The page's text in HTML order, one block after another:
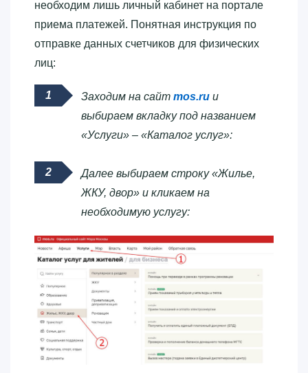
необходим лишь личный кабинет на портале
приема платежей. Понятная инструкция по
отправке данных счетчиков для физических
лиц:
Заходим на сайт mos.ru и
выбираем вкладку под названием
«Услуги» – «Каталог услуг»:
Далее выбираем строку «Жилье,
ЖКУ, двор» и кликаем на
необходимую услугу: